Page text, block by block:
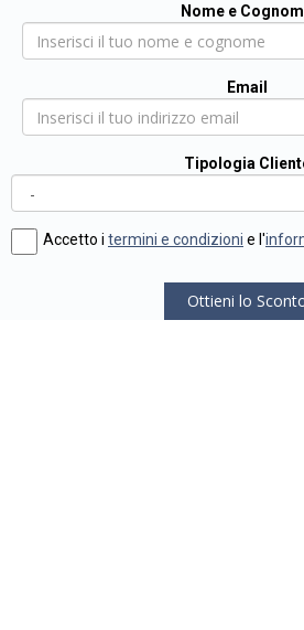
Nome e
Email
Tipologia
Accetto i termini e condizioni e l'
Ottieni lo